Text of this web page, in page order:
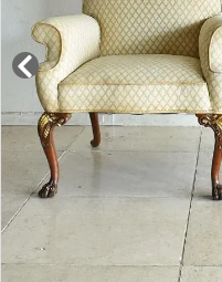
商品
コンテンツ
その他サービス
ご利用ガイド
プライバシーポリシー